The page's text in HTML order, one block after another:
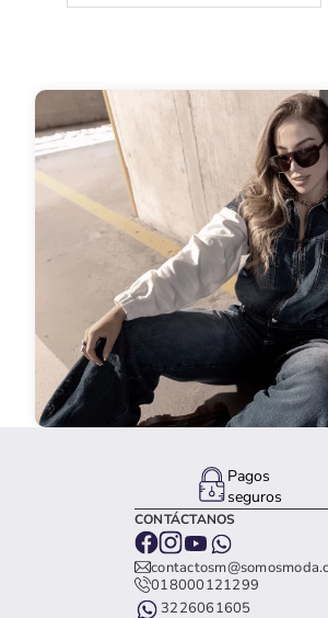
Pagos
seguros
CONTÁCTANOS
018000121299
3226061605